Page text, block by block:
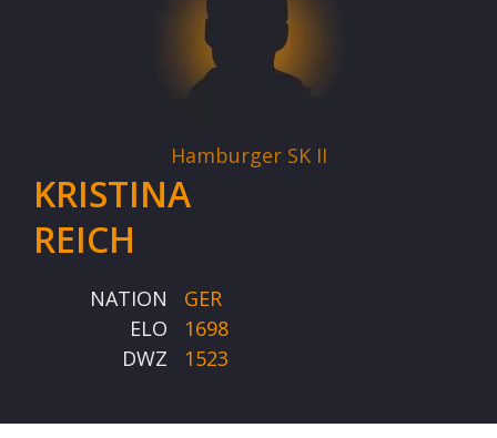
Hamburger SK II
KRISTINA
REICH
NATION
GER
ELO
1698
DWZ
1523